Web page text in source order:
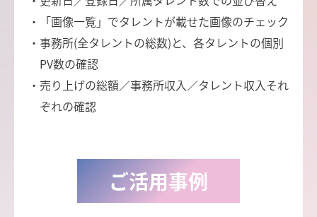
・「画像一覧」でタレントが載せた画像のチェック
・事務所(全タレントの総数)と、各タレントの個別
PV数の確認
・売り上げの総額／事務所収入／タレント収入それ
ぞれの確認
ご活用事例